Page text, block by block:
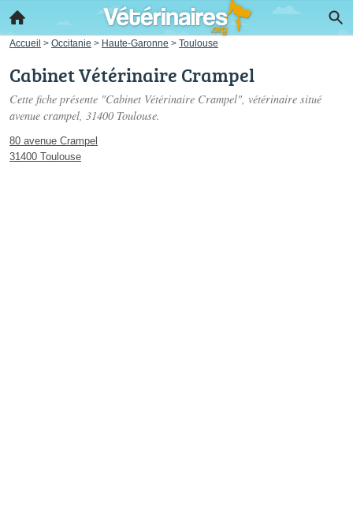
Accueil > Occitanie > Haute-Garonne > Toulouse
Cabinet Vétérinaire Crampel
Cette fiche présente "Cabinet Vétérinaire Crampel", vétérinaire situé
avenue crampel, 31400 Toulouse.
80 avenue Crampel
31400 Toulouse